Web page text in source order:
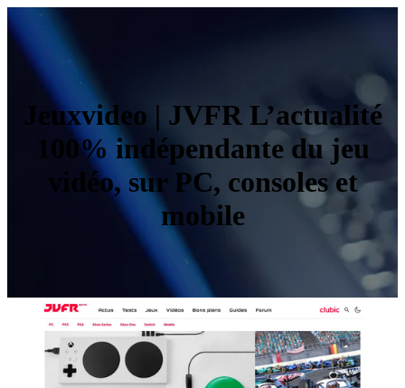
Jeuxvideo | JVFR L’actualité
100% indépen­dan­te du jeu
vidéo, sur PC, consoles et
mobile